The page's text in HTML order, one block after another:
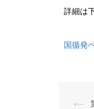
詳細は
国循発
⟵